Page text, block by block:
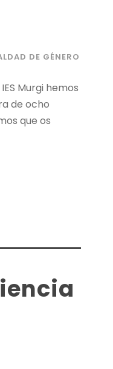
DE GÉNERO
Murgi hemos
de ocho
que os